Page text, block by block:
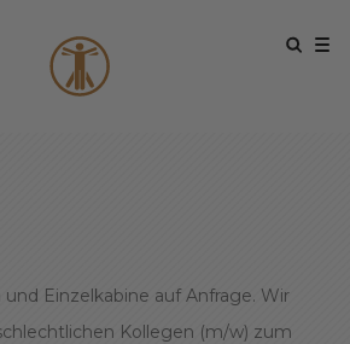
Einzelkabine auf Anfrage. Wir
Kollegen (m/w) zum